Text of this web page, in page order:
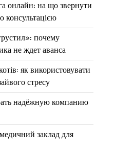
онлайн: на що звернути
консультацією
почему
не ждет аванса
як використовувати
стресу
надёжную компанию
заклад для